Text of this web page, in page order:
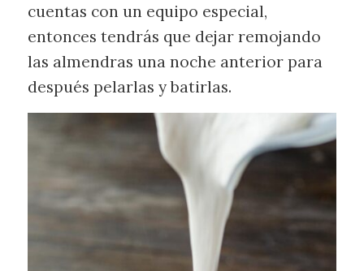
cuentas con un equipo especial,
entonces tendrás que dejar remojando
las almendras una noche anterior para
después pelarlas y batirlas.